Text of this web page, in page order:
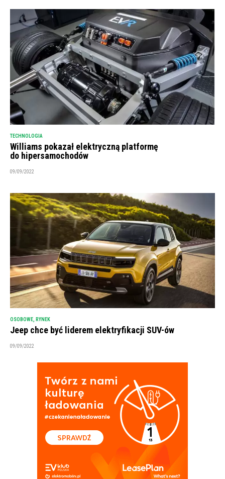
TECHNOLOGIA
Williams pokazał elektryczną platformę
do hipersamochodów
09/09/2022
OSOBOWE, RYNEK
Jeep chce być liderem elektryfikacji SUV-ów
09/09/2022